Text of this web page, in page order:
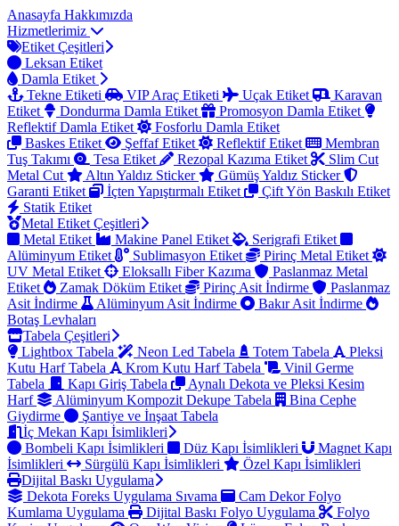
Anasayfa Hakkımızda
Hizmetlerimiz
Etiket Çeşitleri
Leksan Etiket
Damla Etiket
Tekne Etiketi
VIP Araç Etiketi Uçak Etiket
Karavan
Etiket
Dondurma Damla Etiket
Promosyon Damla Etiket
Reflektif Damla Etiket
Fosforlu Damla Etiket
Baskes Etiket
Şeffaf Etiket Reflektif Etiket
Membran
Tuş Takımı
Tesa Etiket Rezopal Kazıma Etiket
Slim Cut
Metal Cut
Altın Yaldız Sticker
Gümüş Yaldız Sticker
Garanti Etiket
İçten Yapıştırmalı Etiket
Çift Yön Baskılı Etiket
Statik Etiket
Metal Etiket Çeşitleri
Metal Etiket
Makine Panel Etiket
Serigrafi Etiket
Alüminyum Etiket
Sublimasyon Etiket
Pirinç Metal Etiket
UV Metal Etiket
Eloksallı Fiber Kazıma
Paslanmaz Metal
Etiket
Zamak Döküm Etiket Pirinç Asit İndirme
Paslanmaz
Asit İndirme
Alüminyum Asit İndirme
Bakır Asit İndirme
Botaş Levhaları
Tabela Çeşitleri
Lightbox Tabela
Neon Led Tabela Totem Tabela
Pleksi
Kutu Harf Tabela
Krom Kutu Harf Tabela
Vinil Germe
Tabela
Kapı Giriş Tabela
Aynalı Dekota ve Pleksi Kesim
Harf
Alüminyum Kompozit Dekupe Tabela
Bina Cephe
Giydirme
Şantiye ve İnşaat Tabela
İç Mekan Kapı İsimlikleri
Bombeli Kapı İsimlikleri
Düz Kapı İsimlikleri
Magnet Kapı
İsimlikleri
Sürgülü Kapı İsimlikleri
Özel Kapı İsimlikleri
Dijital Baskı Uygulama
Dekota Foreks Uygulama Sıvama
Cam Dekor Folyo
Kumlama Uygulama
Dijital Baskı Folyo Uygulama
Folyo